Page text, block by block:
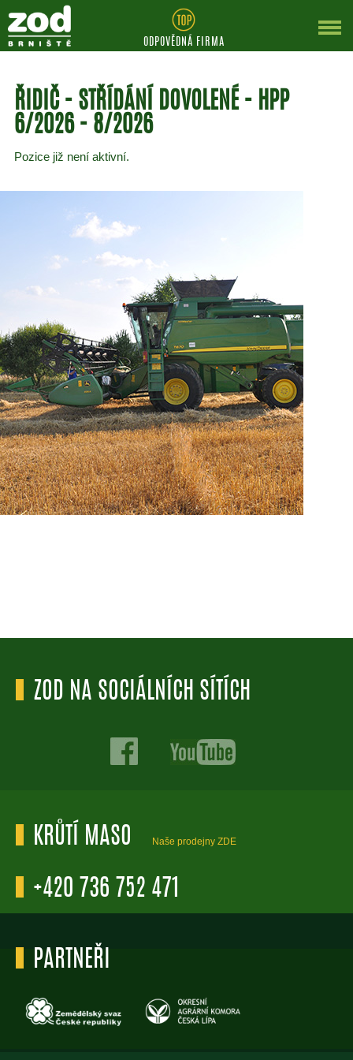
ODPOVĚDNÁ FIRMA
ŘIDIČ - STŘÍDÁNÍ DOVOLENÉ - HPP
6/2026 - 8/2026
Pozice již není aktivní.
ZOD NA SOCIÁLNÍCH SÍTÍCH
KRŮTÍ MASO Naše prodejny ZDE
+420 736 752 471
PARTNEŘI